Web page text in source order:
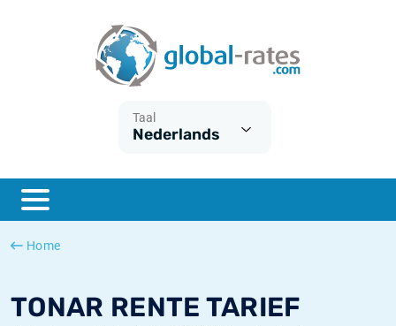
Taal
Nederlands
Home
TONAR RENTE TARIEF
ESTER
SONIA
Wat is CPI inflatie?
Wat is HICP inflatie?
Nederlandse inflatie - CPI
Amerikaanse inflatie - CPI
Euribor historie
SOFR historie
TONAR historie
Inflatiecalculator